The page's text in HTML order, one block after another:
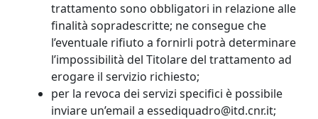
trattamento sono obbligatori in relazione alle
finalità sopradescritte; ne consegue che
l’eventuale rifiuto a fornirli potrà determinare
l’impossibilità del Titolare del trattamento ad
erogare il servizio richiesto;
per la revoca dei servizi specifici è possibile
inviare un’email a essediquadro@itd.cnr.it;